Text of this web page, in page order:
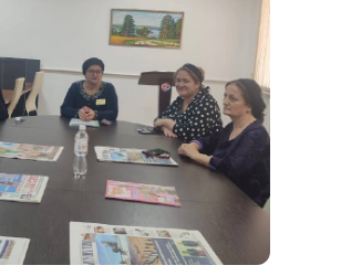
Инверсивный
Синий фон
Изображения
Включены Выключены
Звуковой ассистент